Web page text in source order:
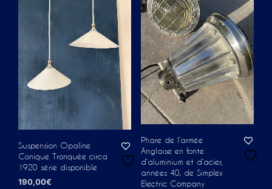
Suspension Opaline
Conique Tronquée circa
1920 série disponible
190,00€
Phare de l’armée
Anglaise en fonte
d’aluminium et d’acier,
années 40, de Simplex
Electric Company